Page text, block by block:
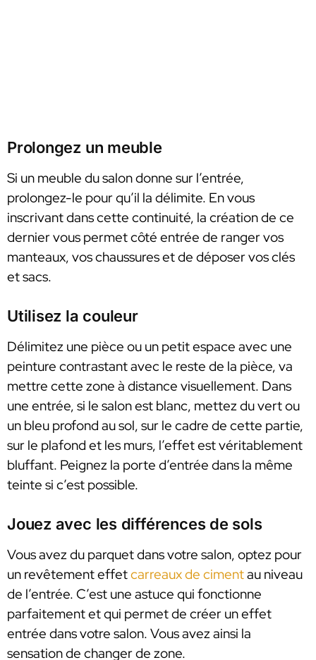
Prolongez un meuble
Si un meuble du salon donne sur l’entrée,
prolongez-le pour qu’il la délimite. En vous
inscrivant dans cette continuité, la création de ce
dernier vous permet côté entrée de ranger vos
manteaux, vos chaussures et de déposer vos clés
et sacs.
Utilisez la couleur
Délimitez une pièce ou un petit espace avec une
peinture contrastant avec le reste de la pièce, va
mettre cette zone à distance visuellement. Dans
une entrée, si le salon est blanc, mettez du vert ou
un bleu profond au sol, sur le cadre de cette partie,
sur le plafond et les murs, l’effet est véritablement
bluffant. Peignez la porte d’entrée dans la même
teinte si c’est possible.
Jouez avec les différences de sols
Vous avez du parquet dans votre salon, optez pour
un revêtement effetcarreaux de cimentau niveau
de l’entrée. C’est une astuce qui fonctionne
parfaitement et qui permet de créer un effet
entrée dans votre salon. Vous avez ainsi la
sensation de changer de zone.